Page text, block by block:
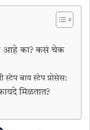
आहे का? कसं चेक
स्टेप बाय स्टेप प्रोसेस:
मिळतात?